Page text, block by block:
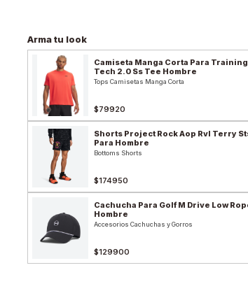
Arma tu look
Camiseta Manga Corta Para Training
Tech 2.0 Ss Tee Hombre
Tops Camisetas Manga Corta
$79920
Shorts Project Rock Aop Rvl Terry Sts-Blk
Para Hombre
Bottoms Shorts
$174950
Cachucha Para Golf M Drive Low
Hombre
Accesorios Cachuchas y Gorros
$129900